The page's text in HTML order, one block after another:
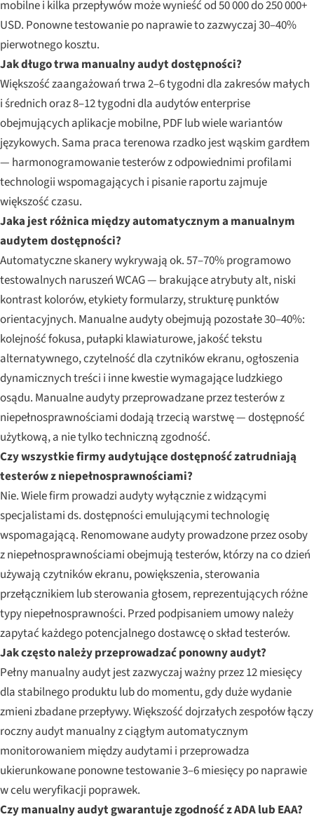
mobilne i kilka przepływów może wynieść od 50 000 do 250 000+
USD. Ponowne testowanie po naprawie to zazwyczaj 30–40%
pierwotnego kosztu.
Jak długo trwa manualny audyt dostępności?
Większość zaangażowań trwa 2–6 tygodni dla zakresów małych
i średnich oraz 8–12 tygodni dla audytów enterprise
obejmujących aplikacje mobilne, PDF lub wiele wariantów
językowych. Sama praca terenowa rzadko jest wąskim gardłem
— harmonogramowanie testerów z odpowiednimi profilami
technologii wspomagających i pisanie raportu zajmuje
większość czasu.
Jaka jest różnica między automatycznym a manualnym
audytem dostępności?
Automatyczne skanery wykrywają ok. 57–70% programowo
testowalnych naruszeń WCAG — brakujące atrybuty alt, niski
kontrast kolorów, etykiety formularzy, strukturę punktów
orientacyjnych. Manualne audyty obejmują pozostałe 30–40%:
kolejność fokusa, pułapki klawiaturowe, jakość tekstu
alternatywnego, czytelność dla czytników ekranu, ogłoszenia
dynamicznych treści i inne kwestie wymagające ludzkiego
osądu. Manualne audyty przeprowadzane przez testerów z
niepełnosprawnościami dodają trzecią warstwę — dostępność
użytkową, a nie tylko techniczną zgodność.
Czy wszystkie firmy audytujące dostępność zatrudniają
testerów z niepełnosprawnościami?
Nie. Wiele firm prowadzi audyty wyłącznie z widzącymi
specjalistami ds. dostępności emulującymi technologię
wspomagającą. Renomowane audyty prowadzone przez osoby
z niepełnosprawnościami obejmują testerów, którzy na co dzień
używają czytników ekranu, powiększenia, sterowania
przełącznikiem lub sterowania głosem, reprezentujących różne
typy niepełnosprawności. Przed podpisaniem umowy należy
zapytać każdego potencjalnego dostawcę o skład testerów.
Jak często należy przeprowadzać ponowny audyt?
Pełny manualny audyt jest zazwyczaj ważny przez 12 miesięcy
dla stabilnego produktu lub do momentu, gdy duże wydanie
zmieni zbadane przepływy. Większość dojrzałych zespołów łączy
roczny audyt manualny z ciągłym automatycznym
monitorowaniem między audytami i przeprowadza
ukierunkowane ponowne testowanie 3–6 miesięcy po naprawie
w celu weryfikacji poprawek.
Czy manualny audyt gwarantuje zgodność z ADA lub EAA?